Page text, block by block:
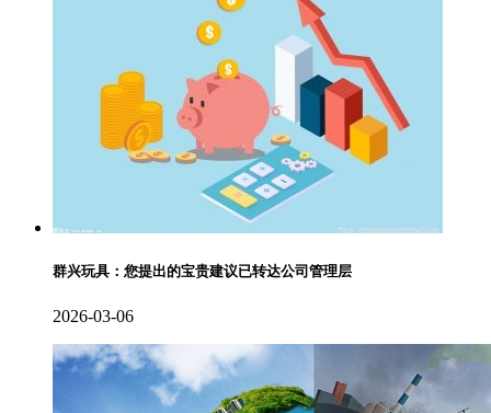
群兴玩具：您提出的宝贵建议已转达公司管理层
2026-03-06